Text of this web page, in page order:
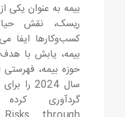
بیمه به عنوان یکی
ریسک، نقش
کسب‌وکارها ایفا
بیمه، یابش با
سال 2024